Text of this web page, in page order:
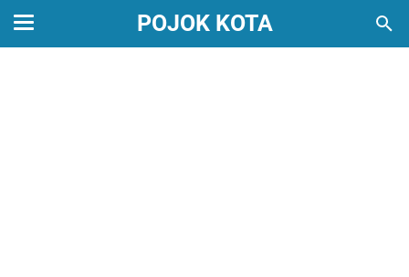
POJOK KOTA